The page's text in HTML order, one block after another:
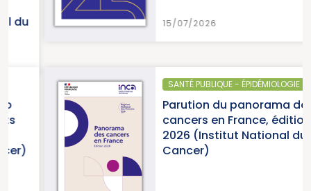
15/07/2026
SANTÉ PUBLIQUE - ÉPIDÉMIOLOGIE
Parution du panorama des
cancers en France, édition
2026 (Institut National du
Cancer)